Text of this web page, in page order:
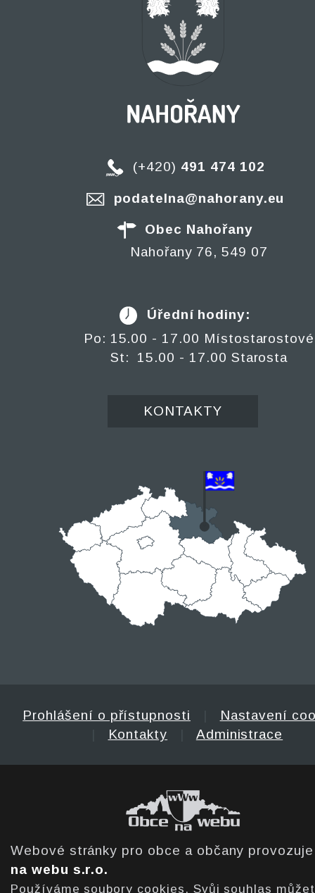
(+420) 491 474 102
podatelna@nahorany.eu
Obec Nahořany
Nahořany 76, 549 07
Úřední hodiny:
Po: 15.00 - 17.00 Místostarostové
St: 15.00 - 17.00 Starosta
KONTAKTY
Prohlášení o přístupnosti
Nastavení
Kontakty Administrace
Webové stránky pro obce a občany
na webu s.r.o.
Používáme soubory cookies. Svůj souhlas